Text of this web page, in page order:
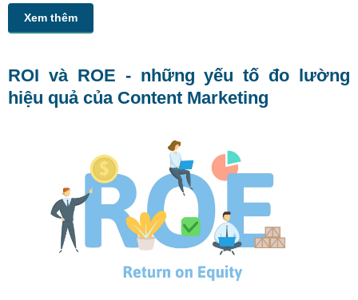
Xem thêm
ROI và ROE - những yếu tố đo lường
hiệu quả của Content Marketing